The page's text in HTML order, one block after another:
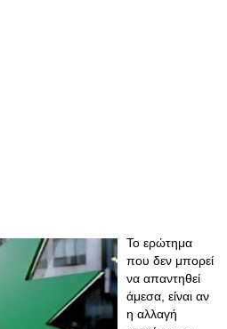
Το ερώτημα
που δεν μπορεί
να απαντηθεί
άμεσα, είναι αν
η αλλαγή